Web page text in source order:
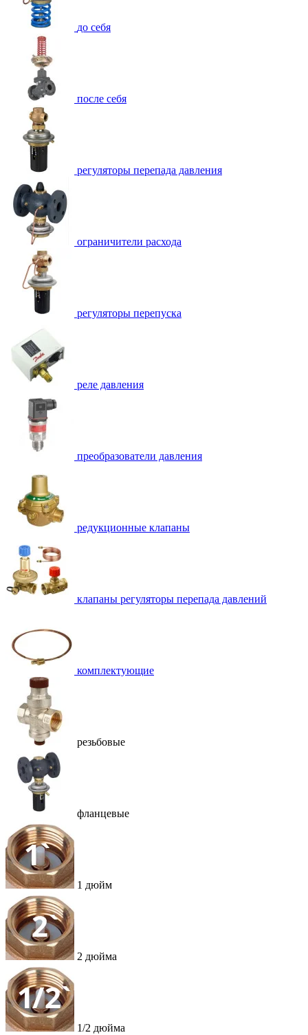
до себя
после себя
регуляторы перепада давления
ограничители расхода
регуляторы перепуска
реле давления
преобразователи давления
редукционные клапаны
клапаны регуляторы перепада давлений
комплектующие
резьбовые
фланцевые
1 дюйм
2 дюйма
1/2 дюйма